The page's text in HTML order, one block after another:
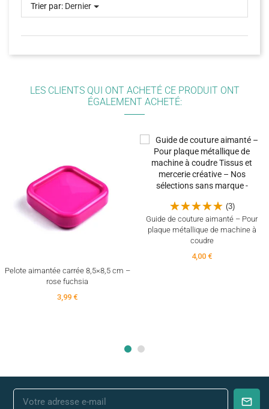
Trier par: Dernier
LES CLIENTS QUI ONT ACHETÉ CE PRODUIT ONT
ÉGALEMENT ACHETÉ:
Pelote aimantée carrée 8,5×8,5 cm –
rose fuchsia
3,99 €
(3)
Guide de couture aimanté – Pour
plaque métallique de machine à
coudre
4,00 €